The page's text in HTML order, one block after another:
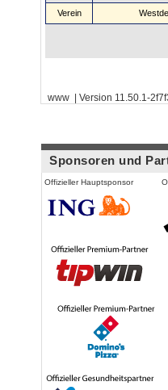
Verein
www | Version 11.50.1-
Sponsoren und
Offizieller Hauptsponsor